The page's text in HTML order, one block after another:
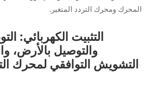
المحرك ومحرك التردد المتغير.
التثبيت الكهربائي:
والتوصيل بالأرض،
التشويش التوافقي لمحرك